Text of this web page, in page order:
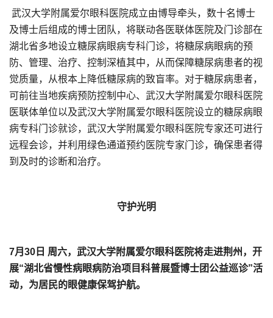
武汉大学附属爱尔眼科医院成立由博导牵头，数十名博士
及博士后组成的博士团队，将联动各医联体医院及门诊部在
湖北省多地设立糖尿病眼病专科门诊，将糖尿病眼病的预
防、管理、治疗、控制深植其中，从而保障糖尿病患者的视
觉质量，从根本上降低糖尿病的致盲率。对于糖尿病患者，
可前往当地疾病预防控制中心、武汉大学附属爱尔眼科医院
医联体单位以及武汉大学附属爱尔眼科医院设立的糖尿病眼
病专科门诊就诊，武汉大学附属爱尔眼科医院专家还可进行
远程会诊，并利用绿色通道预约医院专家门诊，确保患者得
到及时的诊断和治疗。
守护光明
7月30日 周六，武汉大学附属爱尔眼科医院将走进荆州，开
展“湖北省慢性病眼病防治项目科普展暨博士团公益巡诊”活
动，为居民的眼健康保驾护航。